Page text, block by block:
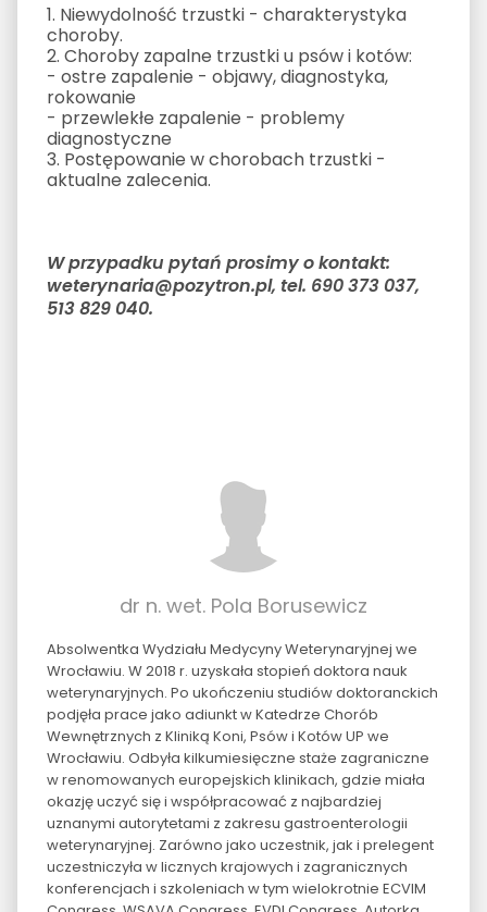
1. Niewydolność trzustki - charakterystyka
choroby.
2. Choroby zapalne trzustki u psów i kotów:
- ostre zapalenie - objawy, diagnostyka,
rokowanie
- przewlekłe zapalenie - problemy
diagnostyczne
3. Postępowanie w chorobach trzustki -
aktualne zalecenia.
W przypadku pytań prosimy o kontakt:
weterynaria@pozytron.pl, tel. 690 373 037,
513 829 040.
dr n. wet. Pola Borusewicz
Absolwentka Wydziału Medycyny Weterynaryjnej we
Wrocławiu. W 2018 r. uzyskała stopień doktora nauk
weterynaryjnych. Po ukończeniu studiów doktoranckich
podjęła prace jako adiunkt w Katedrze Chorób
Wewnętrznych z Kliniką Koni, Psów i Kotów UP we
Wrocławiu. Odbyła kilkumiesięczne staże zagraniczne
w renomowanych europejskich klinikach, gdzie miała
okazję uczyć się i współpracować z najbardziej
uznanymi autorytetami z zakresu gastroenterologii
weterynaryjnej. Zarówno jako uczestnik, jak i prelegent
uczestniczyła w licznych krajowych i zagranicznych
konferencjach i szkoleniach w tym wielokrotnie ECVIM